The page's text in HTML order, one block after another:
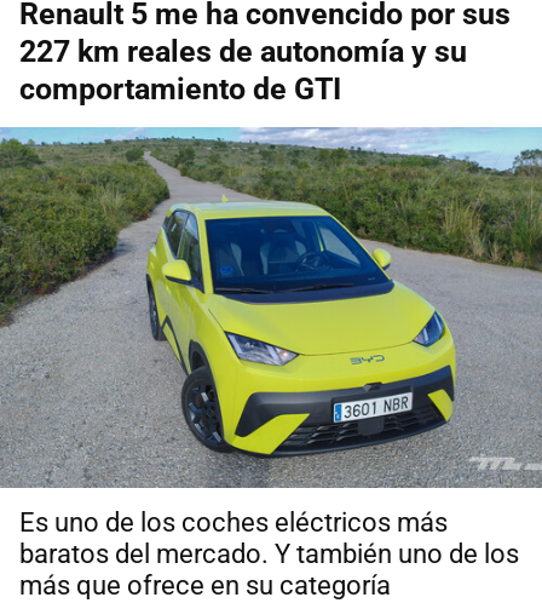
Renault 5 me ha convencido por sus
227 km reales de autonomía y su
comportamiento de GTI
Es uno de los coches eléctricos más
baratos del mercado. Y también uno de los
más que ofrece en su categoría